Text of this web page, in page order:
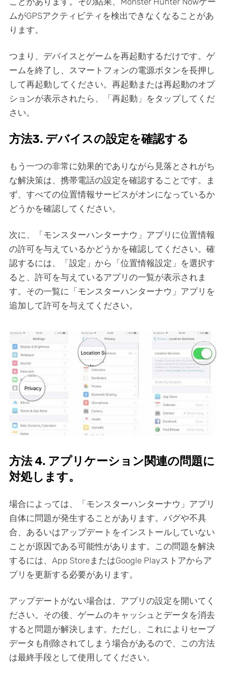
ムがGPSアクティビティを検出できなくなることがあ
ります。
つまり、デバイスとゲームを再起動するだけです。ゲ
ームを終了し、スマートフォンの電源ボタンを長押し
して再起動してください。再起動または再起動のオプ
ションが表示されたら、「再起動」をタップしてくだ
さい。
方法3. デバイスの設定を確認する
もう一つの非常に効果的でありながら見落とされがち
な解決策は、携帯電話の設定を確認することです。ま
ず、すべての位置情報サービスがオンになっているか
どうかを確認してください。
次に、「モンスターハンターナウ」アプリに位置情報
の許可を与えているかどうかを確認してください。確
認するには、「設定」から「位置情報設定」を選択す
ると、許可を与えているアプリの一覧が表示されま
す。その一覧に「モンスターハンターナウ」アプリを
追加して許可を与えてください。
方法 4. アプリケーション関連の問題に
対処します。
場合によっては、「モンスターハンターナウ」アプリ
自体に問題が発生することがあります。バグや不具
合、あるいはアップデートをインストールしていない
ことが原因である可能性があります。この問題を解決
するには、App StoreまたはGoogle Playストアからア
プリを更新する必要があります。
アップデートがない場合は、アプリの設定を開いてく
ださい。その後、ゲームのキャッシュとデータを消去
すると問題が解決します。ただし、これによりセーブ
データも削除されてしまう場合があるので、この方法
は最終手段として使用してください。